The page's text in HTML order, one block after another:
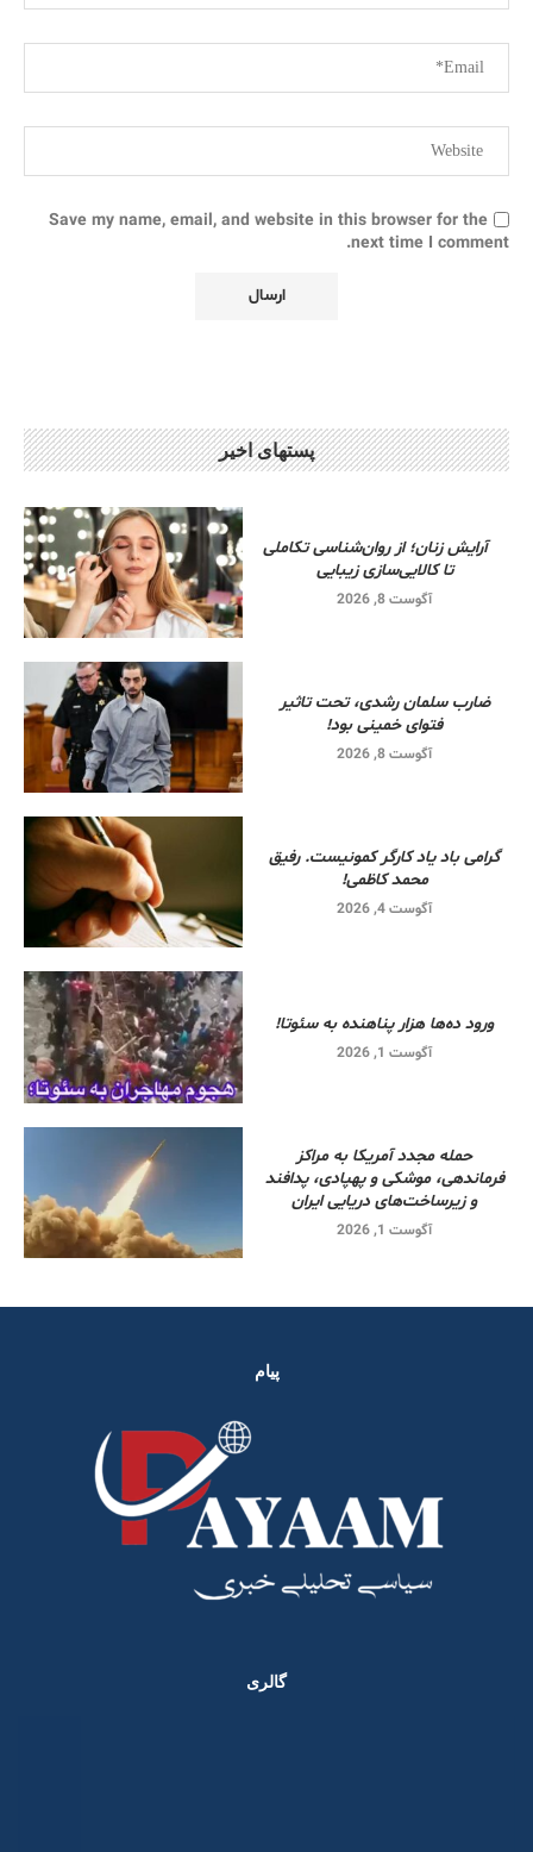
Save my name, email, and website in this browser for the
next time I comment.
پستهای اخیر
آرایش زنان؛ از روان‌شناسی تکاملی
تا کالایی‌سازی زیبایی
آگوست 8, 2026
ضارب سلمان رشدی، تحت تاثیر
فتوای خمینی بود!
آگوست 8, 2026
گرامی باد یاد کارگر کمونیست. رفیق
محمد کاظمی!
آگوست 4, 2026
ورود ده‌ها هزار پناهنده به سئوتا!
آگوست 1, 2026
حمله مجدد آمریکا به مراکز
فرماندهی، موشکی و پهپادی، پدافند
و زیرساخت‌های دریایی ایران
آگوست 1, 2026
پیام
گالری